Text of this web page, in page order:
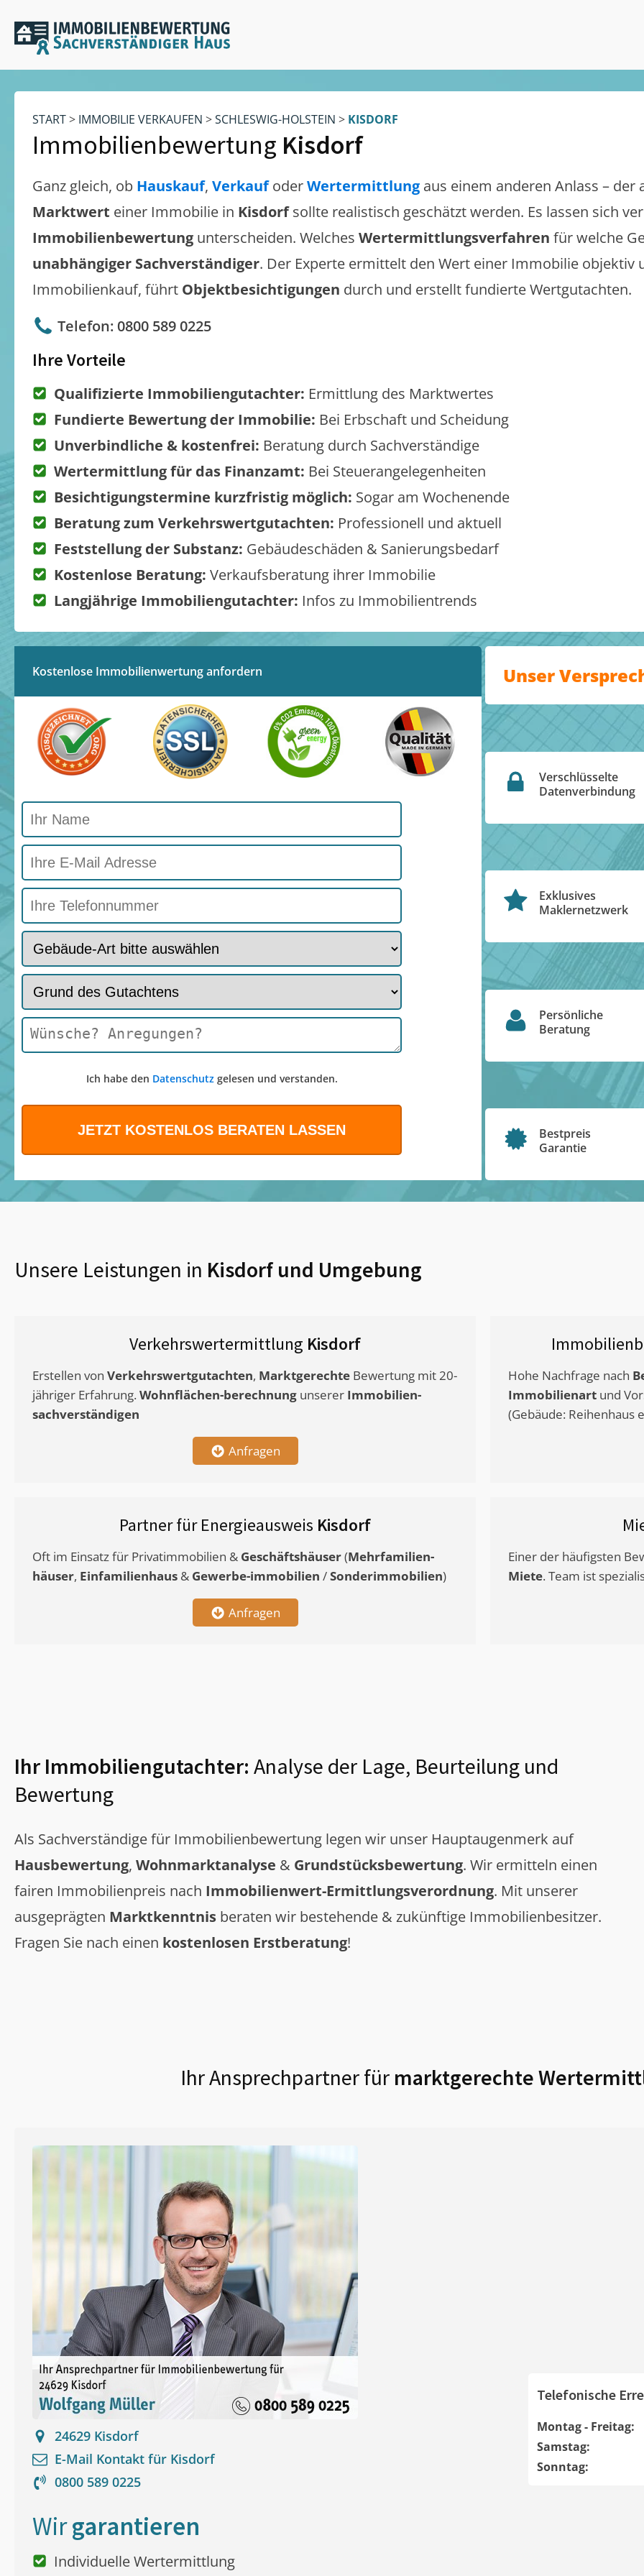
START> IMMOBILIE VERKAUFEN >SCHLESWIG-HOLSTEIN > KISDORF
Immobilienbewertung Kisdorf
Ganz gleich, ob Hauskauf, VerkaufoderWertermittlung aus einem anderen Anlass – der
Marktwert einer Immobilie in Kisdorf sollte realistisch geschätzt werden. Es lassen sich
Immobilienbewertung unterscheiden. Welches Wertermittlungsverfahren für welche
unabhängiger Sachverständiger. Der Experte ermittelt den Wert einer Immobilie objektiv
Immobilienkauf, führt Objektbesichtigungen durch und erstellt fundierte Wertgutachten.
Telefon: 0800 589 0225
Ihre Vorteile
Qualifizierte Immobiliengutachter: Ermittlung des Marktwertes
Fundierte Bewertung der Immobilie: Bei Erbschaft und Scheidung
Unverbindliche & kostenfrei: Beratung durch Sachverständige
Wertermittlung für das Finanzamt: Bei Steuerangelegenheiten
Besichtigungstermine kurzfristig möglich: Sogar am Wochenende
Beratung zum Verkehrswertgutachten: Professionell und aktuell
Feststellung der Substanz: Gebäudeschäden & Sanierungsbedarf
Kostenlose Beratung: Verkaufsberatung ihrer Immobilie
Langjährige Immobiliengutachter: Infos zu Immobilientrends
Kostenlose Immobilienwertung anfordern
Ich habe den Datenschutzgelesen und verstanden.
Unser
Verschlüsselte
Datenverbindung
Exklusives
Maklernetzwerk
Persönliche
Beratung
Bestpreis
Garantie
Unsere Leistungen in Kisdorfund Umgebung
Verkehrswertermittlung Kisdorf
Erstellen von Verkehrswertgutachten, Marktgerechte Bewertung mit 20-
jähriger Erfahrung. Wohnflächen-berechnung unserer Immobilien-
sachverständigen
Anfragen
Hohe Nachfrage nach
Immobilienart und
(Gebäude: Reihenhaus
Partner für Energieausweis Kisdorf
Oft im Einsatz für Privatimmobilien & Geschäftshäuser(Mehrfamilien-
häuser, Einfamilienhaus & Gewerbe-immobilien /Sonderimmobilien)
Anfragen
Einer der häufigsten
Miete. Team ist
Ihr Immobiliengutachter: Analyse der Lage, Beurteilung und
Bewertung
Als Sachverständige für Immobilienbewertung legen wir unser Hauptaugenmerk auf
Hausbewertung, Wohnmarktanalyse & Grundstücksbewertung. Wir ermitteln einen
fairen Immobilienpreis nach Immobilienwert-Ermittlungsverordnung. Mit unserer
ausgeprägten Marktkenntnis beraten wir bestehende & zukünftige Immobilienbesitzer.
Fragen Sie nach einen kostenlosen Erstberatung!
Ihr Ansprechpartner für marktgerechte
24629 Kisdorf
E-Mail Kontakt für Kisdorf
0800 589 0225
Telefonische
Montag - Freitag:
Samstag:
Sonntag:
Wirgarantieren
Individuelle Wertermittlung